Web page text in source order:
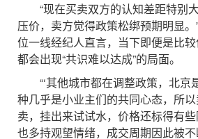
“现在买卖双方的认知差距特别
压价，卖方觉得政策松绑预期明显
位一线经纪人直言，当下即便是比
都会出现“共识难以达成”的局面。
“‘其他城市都在调整政策，北京
种几乎是小业主们的共同心态，所
卖，挂出来试试水，价格还标得有
也多持观望情绪，成交周期因此被不